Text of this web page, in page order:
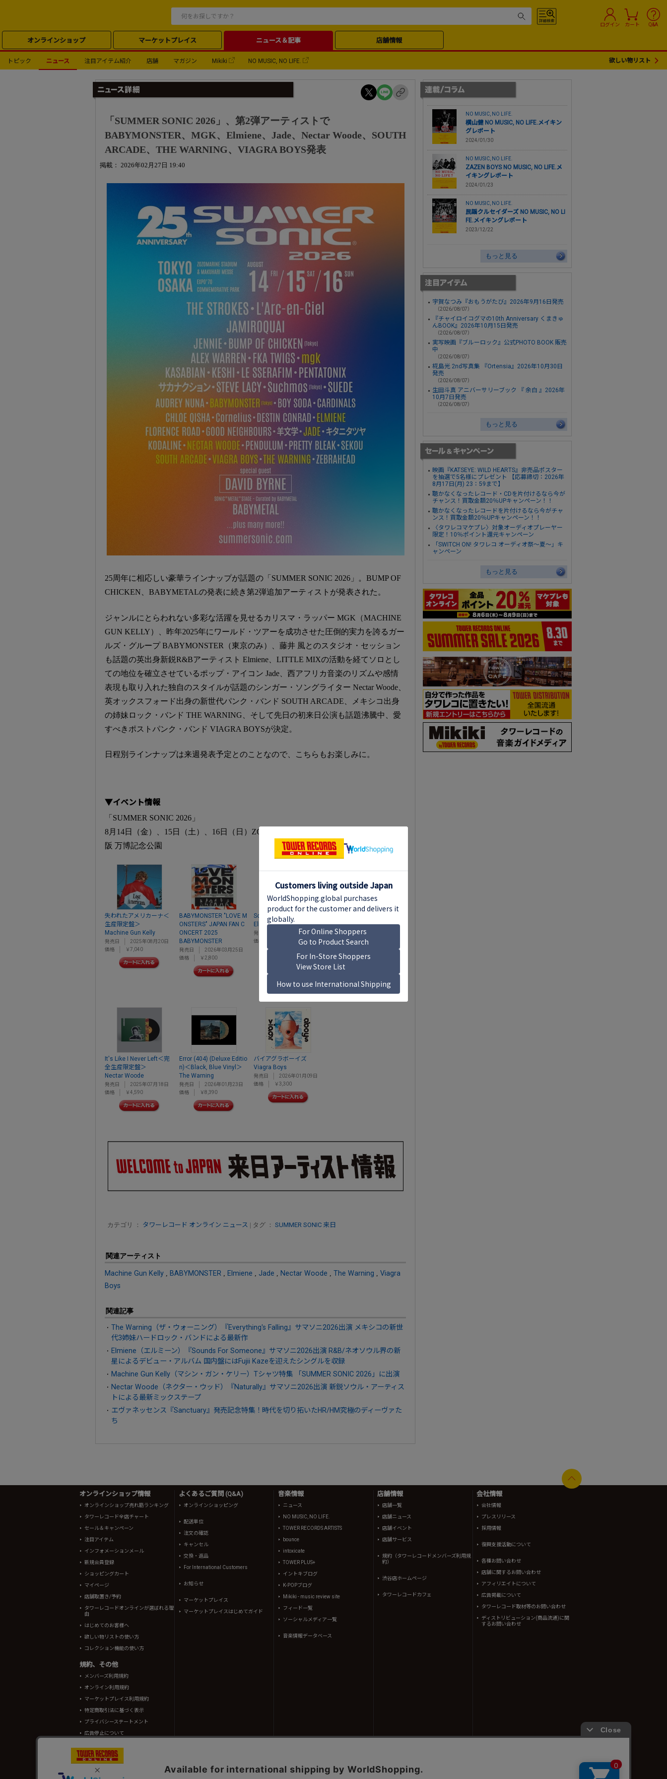
ログイン カート Q&A
オンラインショップ マーケットプレイス ニュース＆記事 店舗情報
トピック ニュース 注目アイテム紹介 店舗 マガジン Mikiki NO MUSIC, NO LIFE. 欲しい物リスト
「SUMMER SONIC 2026」、第2弾アーティストで
BABYMONSTER、MGK、Elmiene、Jade、Nectar Woode、SOUTH
ARCADE、THE WARNING、VIAGRA BOYS発表
掲載： 2026年02月27日 19:40
25周年に相応しい豪華ラインナップが話題の「SUMMER SONIC 2026」。BUMP OF
CHICKEN、BABYMETALの発表に続き第2弾追加アーティストが発表された。
ジャンルにとらわれない多彩な活躍を見せるカリスマ・ラッパー MGK（MACHINE
GUN KELLY）、昨年2025年にワールド・ツアーを成功させた圧倒的実力を誇るガー
ルズ・グループ BABYMONSTER（東京のみ）、藤井 風とのスタジオ・セッション
も話題の英出身新鋭R&Bアーティスト Elmiene、LITTLE MIXの活動を経てソロとし
ての地位を確立させているポップ・アイコン Jade、西アフリカ音楽のリズムや感情
表現も取り入れた独自のスタイルが話題のシンガー・ソングライター Nectar Woode、
英オックスフォード出身の新世代パンク・バンド SOUTH ARCADE、メキシコ出身
の姉妹ロック・バンド THE WARNING、そして先日の初来日公演も話題沸騰中、愛
すべきポストパンク・バンド VIAGRA BOYSが決定。
日程別ラインナップは来週発表予定とのことなので、こちらもお楽しみに。
▼イベント情報
「SUMMER SONIC 2026」
8月14日（金）、15日（土）、16日（日）ZOZOマリンスタジアム＆幕張メッセ / 大
阪 万博記念公園
失われたアメリカーナ＜
生産限定盤＞
Machine Gun Kelly
発売日
2025年08月20日
価格
￥7,040
BABYMONSTER "LOVE M
ONSTERS" JAPAN FAN C
ONCERT 2025
BABYMONSTER
発売日
2026年03月25日
価格
￥2,800
Sounds For Someone
Elmiene
発売日
2026年03月27日
価格
e Encore＜完全生産限定
盤/Gold Vinyl＞
Jade
価格
￥6,890
It's Like I Never Left＜完
全生産限定盤＞
Nectar Woode
発売日
2025年07月18日
価格
￥4,590
Error (404) (Deluxe Editio
n)＜Black, Blue Vinyl＞
The Warning
発売日
2026年01月23日
価格
￥8,390
バイアグラボーイズ
Viagra Boys
発売日
2026年01月09日
価格
￥3,300
カテゴリ ： タワーレコード オンライン ニュース | タグ ： SUMMER SONIC 来日
関連アーティスト
Machine Gun Kelly BABYMONSTER Elmiene Jade Nectar Woode The Warning
Viagra
Boys
関連記事
The Warning（ザ・ウォーニング）『Everything's Falling』サマソニ2026出演 メキシコの新世
代3姉妹ハードロック・バンドによる最新作
Elmiene（エルミーン）『Sounds For Someone』サマソニ2026出演 R&B/ネオソウル界の新
星によるデビュー・アルバム 国内盤にはFujii Kazeを迎えたシングルを収録
Machine Gun Kelly（マシン・ガン・ケリー）Tシャツ特集 「SUMMER SONIC 2026」に出演
Nectar Woode（ネクター・ウッド）『Naturally』サマソニ2026出演 新鋭ソウル・アーティス
トによる最新ミックステープ
エヴァネッセンス『Sanctuary』発売記念特集！時代を切り拓いたHR/HM究極のディーヴァた
ち
NO MUSIC, NO LIFE.
横山健 NO MUSIC, NO LIFE.メイキン
グレポート
2024/01/30
NO MUSIC, NO LIFE.
ZAZEN BOYS NO MUSIC, NO LIFE.メ
イキングレポート
2024/01/23
NO MUSIC, NO LIFE.
民謡クルセイダーズ NO MUSIC, NO LI
FE.メイキングレポート
2023/12/22
もっと見る
宇賀なつみ『おもうがたび』2026年9月16日発売
（2026/08/07）
『チャイロイコグマの10th Anniversary くまきゅ
んBOOK』2026年10月15日発売
（2026/08/07）
実写映画『ブルーロック』公式PHOTO BOOK 販売
中
（2026/08/07）
椛島光 2nd写真集 『Ortensia』2026年10月30日
発売
（2026/08/07）
生田斗真 アニバーサリーブック 『 余白 』2026年
10月7日発売
（2026/08/07）
もっと見る
映画『KATSEYE: WILD HEARTS』非売品ポスター
を抽選で5名様にプレゼント 【応募締切：2026年
8月17日(月) 23：59まで】
聴かなくなったレコード・CDを片付けるなら今が
チャンス！買取金額20％UPキャンペーン！！
聴かなくなったレコードを片付けるなら今がチャ
ンス！買取金額20％UPキャンペーン！！
〈タワレコマケプレ〉対象オーディオプレーヤー
限定！10％ポイント還元キャンペーン
「SWITCH ON! タワレコ オーディオ祭～夏～」キ
ャンペーン
もっと見る
オンラインショップ情報
オンラインショップ売れ筋ランキング
タワーレコード全店チャート
セール＆キャンペーン
注目アイテム
インフォメーションメール
新規会員登録
ショッピングカート
マイページ
店舗取置き/予約
タワーレコードオンラインが選ばれる理
由
はじめてのお客様へ
欲しい物リストの使い方
コレクション機能の使い方
規約、その他
メンバーズ利用規約
オンライン利用規約
マーケットプレイス利用規約
特定商取引法に基づく表示
プライバシーステートメント
広告停止について
よくあるご質問 (Q&A)
オンラインショッピング
配送単位
注文の確認
キャンセル
交換・返品
For International Customers
お知らせ
マーケットプレイス
マーケットプレイスはじめてガイド
音楽情報
ニュース
NO MUSIC, NO LIFE.
TOWER RECORDS ARTISTS
bounce
intoxicate
TOWER PLUS+
イントキブログ
K-POPブログ
Mikiki - music review site
フィード一覧
ソーシャルメディア一覧
音楽情報データベース
店舗情報
店舗一覧
店舗ニュース
店舗イベント
店舗サービス
規約（タワーレコードメンバーズ利用規
約）
渋谷店ホームページ
タワーレコードカフェ
会社情報
会社情報
プレスリリース
採用情報
復興支援活動について
各種お問い合わせ
店舗に関するお問い合わせ
アフィリエイトについて
広告掲載について
タワーレコード取材等のお問い合わせ
ディストリビューション(商品流通)に関
するお問い合わせ